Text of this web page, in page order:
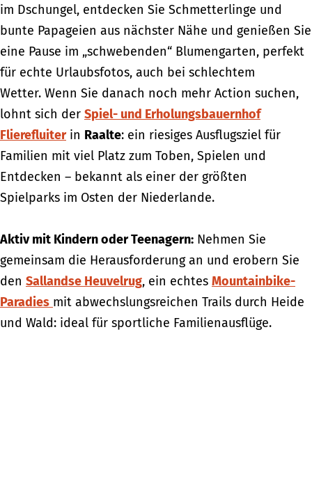
/
Z
w
o
l
l
e
im Dschungel, entdecken Sie Schmetterlinge und
bunte Papageien aus nächster Nähe und genießen Sie
eine Pause im „schwebenden“ Blumengarten, perfekt
für echte Urlaubsfotos, auch bei schlechtem
Wetter. Wenn Sie danach noch mehr Action suchen,
lohnt sich der Spiel- und Erholungsbauernhof
Flierefluiterin Raalte: ein riesiges Ausflugsziel für
Familien mit viel Platz zum Toben, Spielen und
Entdecken – bekannt als einer der größten
Spielparks im Osten der Niederlande.
Aktiv mit Kindern oder Teenagern: Nehmen Sie
gemeinsam die Herausforderung an und erobern Sie
den Sallandse Heuvelrug, ein echtes Mountainbike-
Paradies mit abwechslungsreichen Trails durch Heide
und Wald: ideal für sportliche Familienausflüge.